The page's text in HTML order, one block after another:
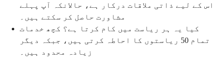
اس کے لیے ذاتی ملاقات درکار ہے، حالانکہ آپ پہلے
مشاورت حاصل کر سکتے ہیں۔
کیا یہ ہر ریاست میں کام کرتا ہے؟ کچھ خدمات
تمام 50 ریاستوں کا احاطہ کرتی ہیں، جبکہ دیگر
زیادہ محدود ہیں۔